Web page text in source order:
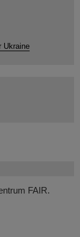
FAIR.
Ukraine